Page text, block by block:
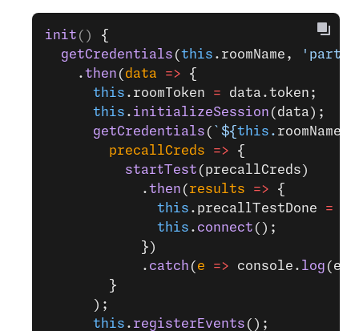
init () {
  getCredentials
(this .roomName,
    .
then ( data => {
      this
.roomToken = data.token;
      this
. initializeSession (data);
      getCredentials
( `${ this . roomName
        precallCreds
=> {
          startTest
(precallCreds)
            .
then ( results => {
              this
.precallTestDone =
              this
. connect ();
            })
            .
catch ( e => console. log
        }
      );
      this
. registerEvents ();